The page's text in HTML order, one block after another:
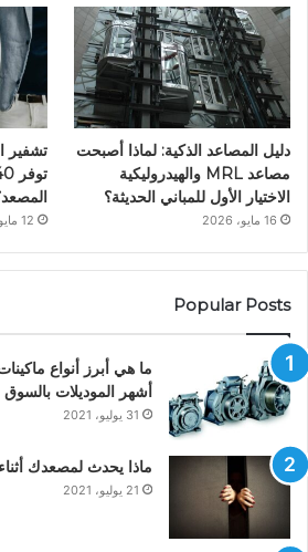
دليل المصاعد الذكية: لماذا أصبحت
مصاعد MRL والهيدروليكية
الاختيار الأول للمباني الحديثة؟
16 مايو، 2026 12 مايو، 2026
Popular Posts
ما هي أبرز أنواع
أشهر الموديلات بالسوق
31 يوليو، 2021
ماذا يحدث لمصعدك
21 يوليو، 2021